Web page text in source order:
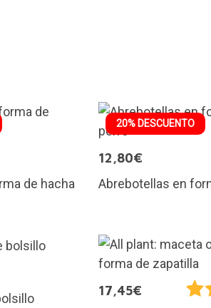
de hacha
20% DESCUENTO
12,80€
Abrebotellas en
17,45€